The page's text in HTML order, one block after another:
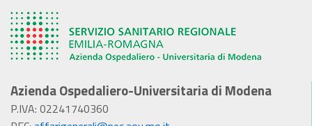
Azienda Ospedaliero-Universitaria di Modena
P.IVA: 02241740360